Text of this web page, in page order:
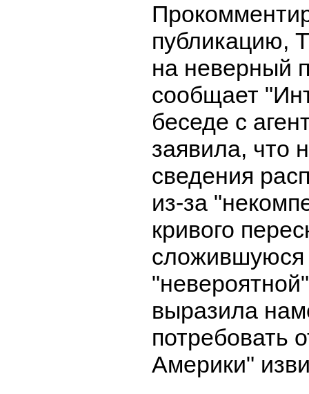
публикацию,
на неверный
сообщает
беседе с
заявила, что
сведения
из-за
кривого
сложившуюся
выразила
потребовать
Америки"